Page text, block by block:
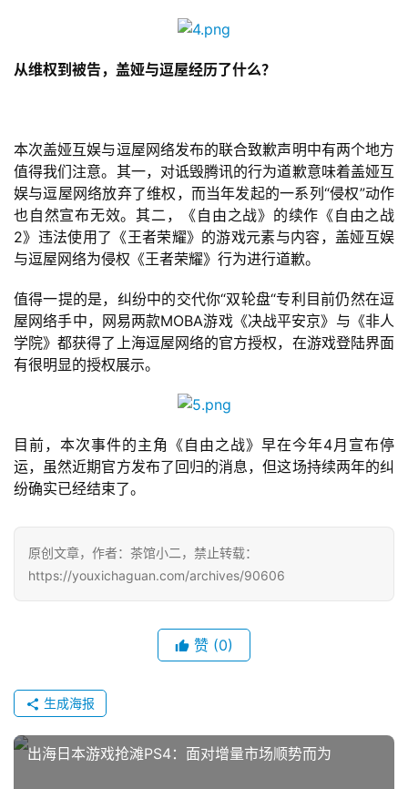
机
游
休
闲
游
戏
2
0
2
5
第
十
金
茶
奖
7
月
日
游
茶
从维权到被告，盖娅与逗屋经历了什么？
本次盖娅互娱与逗屋网络发布的联合致歉声明中有两个地方
值得我们注意。其一，对诋毁腾讯的行为道歉意味着盖娅互
娱与逗屋网络放弃了维权，而当年发起的一系列“侵权”动作
也自然宣布无效。其二，《自由之战》的续作《自由之战
2》违法使用了《王者荣耀》的游戏元素与内容，盖娅互娱
与逗屋网络为侵权《王者荣耀》行为进行道歉。
值得一提的是，纠纷中的交代你“双轮盘“专利目前仍然在逗
屋网络手中，网易两款MOBA游戏《决战平安京》与《非人
学院》都获得了上海逗屋网络的官方授权，在游戏登陆界面
有很明显的授权展示。
目前，本次事件的主角《自由之战》早在今年4月宣布停
运，虽然近期官方发布了回归的消息，但这场持续两年的纠
纷确实已经结束了。
原创文章，作者：茶馆小二，禁止转载：
https://youxichaguan.com/archives/90606
赞 (0)
生成海报
出海日本游戏抢滩PS4：面对增量市场顺势而为